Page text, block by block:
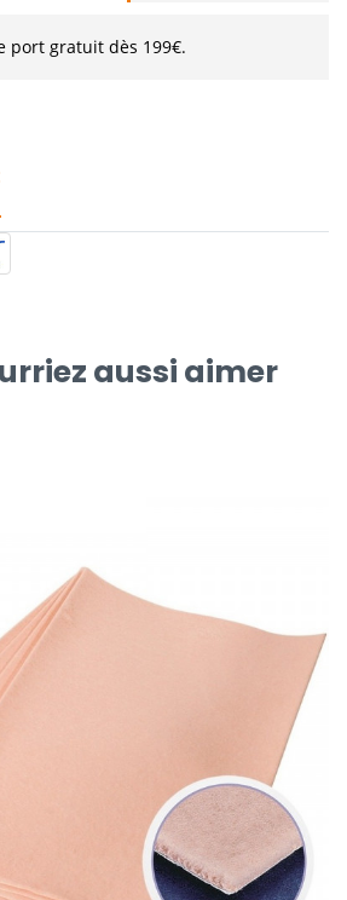
port gratuit dès 199€.
aussi aimer